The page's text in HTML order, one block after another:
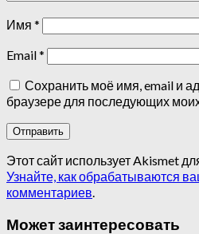
Имя *
Email*
Сохранить моё имя, email и
браузере для последующих
Этот сайт использует Akismet
Узнайте, как обрабатываются
комментариев
Может заинтересовать